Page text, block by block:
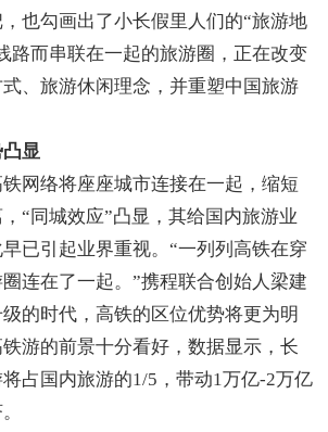
也勾画出了小长假里人们的“旅游地
路而串联在一起的旅游圈，正在改变
、旅游休闲理念，并重塑中国旅游
显
络将座座城市连接在一起，缩短
“同城效应”凸显，其给国内旅游业
已引起业界重视。“一列列高铁在穿
连在了一起。”携程联合创始人梁建
的时代，高铁的区位优势将更为明
游的前景十分看好，数据显示，长
占国内旅游的1/5，带动1万亿-2万亿